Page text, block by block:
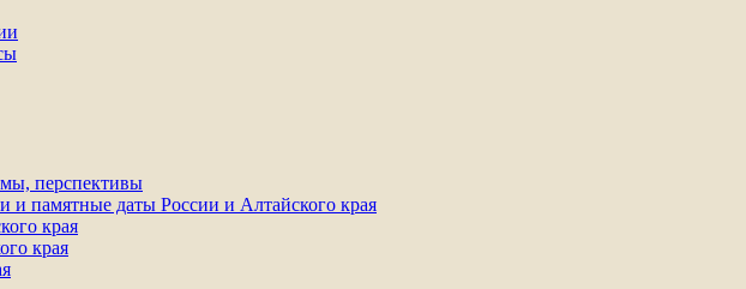
перспективы
и памятные даты России и Алтайского края
края
края